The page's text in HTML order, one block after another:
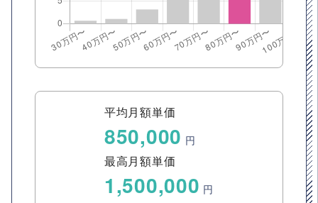
平均月額単価
850,000 円
最高月額単価
1,500,000 円